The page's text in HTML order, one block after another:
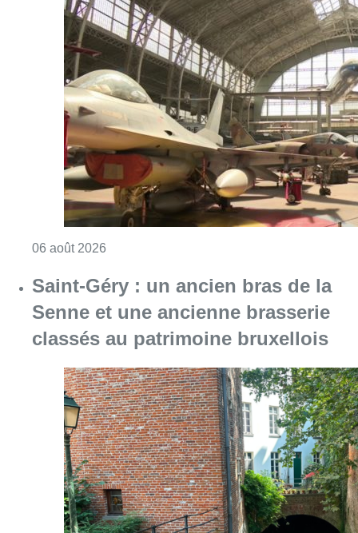
06 août 2026
Saint-Géry : un ancien bras de la
Senne et une ancienne brasserie
classés au patrimoine bruxellois